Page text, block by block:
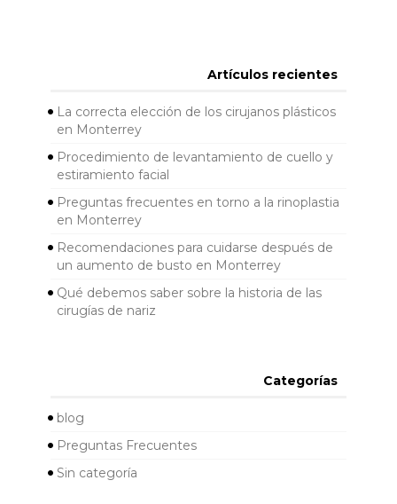
Artículos recientes
La correcta elección de los cirujanos plásticos
en Monterrey
Procedimiento de levantamiento de cuello y
estiramiento facial
Preguntas frecuentes en torno a la rinoplastia
en Monterrey
Recomendaciones para cuidarse después de
un aumento de busto en Monterrey
Qué debemos saber sobre la historia de las
cirugías de nariz
Categorías
blog
Preguntas Frecuentes
Sin categoría